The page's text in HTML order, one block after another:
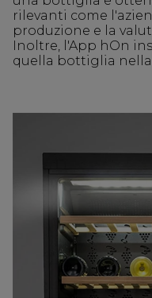
rilevanti come
produzione e la
Inoltre, l'App hOn
quella bottiglia